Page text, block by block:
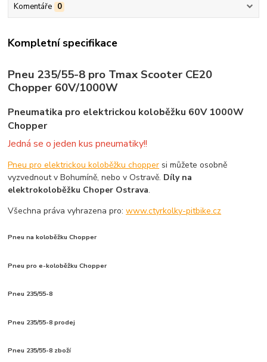
Komentáře 0
Kompletní specifikace
Pneu 235/55-8 pro Tmax Scooter CE20
Chopper 60V/1000W
Pneumatika pro elektrickou koloběžku 60V 1000W
Chopper
Jedná se o jeden kus pneumatiky!!
Pneu pro elektrickou koloběžku chopper si můžete osobně
vyzvednout v Bohumíně, nebo v Ostravě. Díly na
elektrokoloběžku Choper Ostrava.
Všechna práva vyhrazena pro:www.ctyrkolky-pitbike.cz
Pneu na koloběžku Chopper
Pneu pro e-koloběžku Chopper
Pneu 235/55-8
Pneu 235/55-8 prodej
Pneu 235/55-8 zboží